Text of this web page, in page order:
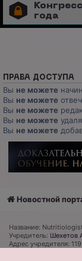
года
ПРАВА ДОСТУПА
Вы не можете
Вы не можете
Вы не можете
Вы не можете
Вы не можете
Новостной
Название:
Учредитель: Шехетов
Адрес учредителя:
Адрес редакции и